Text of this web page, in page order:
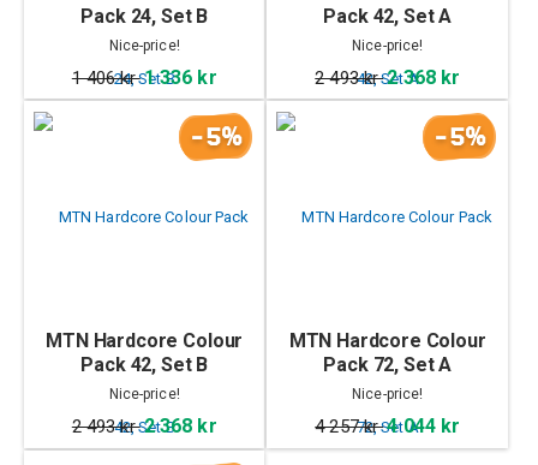
Pack 24, Set B
Nice-price!
1 406 kr1 336 kr
Pack 42, Set A
Nice-price!
2 493 kr2 368 kr
-5%
MTN Hardcore Colour
Pack 42, Set B
Nice-price!
2 493 kr2 368 kr
-5%
MTN Hardcore Colour
Pack 72, Set A
Nice-price!
4 257 kr4 044 kr